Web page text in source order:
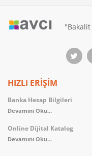
"Bakalit
HIZLI ERİŞİM
Banka Hesap Bilgileri
Devamını Oku...
Online Dijital Katalog
Devamını Oku...